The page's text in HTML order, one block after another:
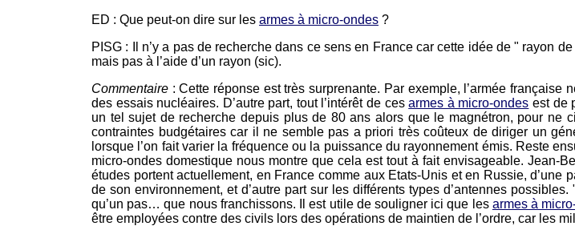
ED : Que peut-on dire sur les armes à micro-ondes ?
PISG : Il n’y a pas de recherche dans ce sens en France car cette idée de " rayon
mais pas à l’aide d’un rayon (sic).
Commentaire : Cette réponse est très surprenante. Par exemple, l’armée française
des essais nucléaires. D’autre part, tout l’intérêt de cesarmes à micro-ondes est de
un tel sujet de recherche depuis plus de 80 ans alors que le magnétron, pour
contraintes budgétaires car il ne semble pas a priori très coûteux de diriger un
lorsque l’on fait varier la fréquence ou la puissance du rayonnement émis. Reste
micro-ondes domestique nous montre que cela est tout à fait envisageable. Jean-
études portent actuellement, en France comme aux Etats-Unis et en Russie,
de son environnement, et d’autre part sur les différents types d’antennes
qu’un pas… que nous franchissons. Il est utile de souligner ici que les armes à
être employées contre des civils lors des opérations de maintien de l’ordre, car les